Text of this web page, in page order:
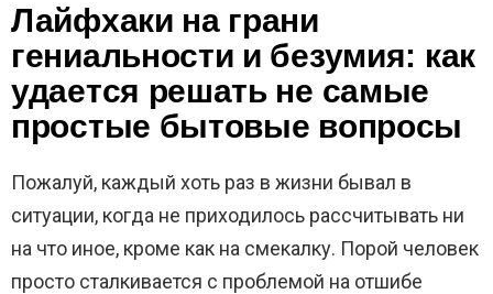
Лайфхаки на грани
гениальности и безумия: как
удается решать не самые
простые бытовые вопросы
Пожалуй, каждый хоть раз в жизни бывал в
ситуации, когда не приходилось рассчитывать ни
на что иное, кроме как на смекалку. Порой человек
просто сталкивается с проблемой на отшибе